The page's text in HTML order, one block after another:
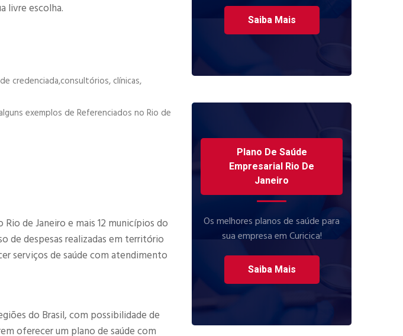
livre escolha.
credenciada,consultórios, clínicas,
exemplos de Referenciados no Rio de
de Janeiro e mais 12 municípios do
de despesas realizadas em território
serviços de saúde com atendimento
do Brasil, com possibilidade de
oferecer um plano de saúde com
Saiba Mais
Plano De Saúde
Empresarial Rio De
Janeiro
Os melhores planos de saúde para
sua empresa em Curicica!
Saiba Mais